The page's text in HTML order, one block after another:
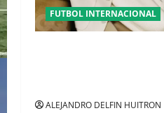
FUTBOL INTERNACIONAL
ALEJANDRO DELFIN HUITRON